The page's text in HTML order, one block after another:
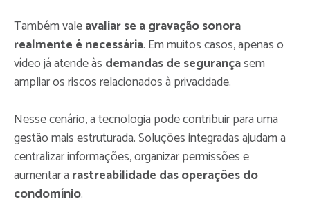
Também valeavaliar se a gravação sonora
realmente é necessária. Em muitos casos, apenas o
vídeo já atende às demandas de segurançasem
ampliar os riscos relacionados à privacidade.
Nesse cenário, a tecnologia pode contribuir para uma
gestão mais estruturada. Soluções integradas ajudam a
centralizar informações, organizar permissões e
aumentar a rastreabilidade das operações do
condomínio.